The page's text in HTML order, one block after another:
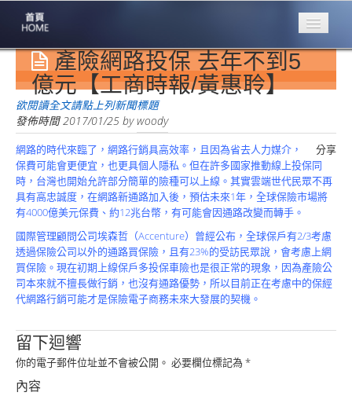
專業豐林
Professional
保險大家談
1386集
台灣商業保險
第一品牌
關於豐林
About
服務項目
Service
火災保額
估算系統
商品簡介
Product
產險網路投保 去年不到5
億元【工商時報/黃惠聆】
欲閱讀全文請點上列新聞標題
發佈時間2017/01/25 bywoody
分享
網路的時代來臨了，網路行銷具高效率，且因為省去人力媒介，
保費可能會更便宜，也更具個人隱私。但在許多國家推動線上投保同
時，台灣也開始允許部分簡單的險種可以上線。其實雲端世代民眾不再
具有高忠誠度，在網路新通路加入後，預估未來1年，全球保險市場將
有4000億美元保費、約12兆台幣，有可能會因通路改變而轉手。
國際管理顧問公司埃森哲（Accenture）曾經公布，全球保戶有2/3考慮
透過保險公司以外的通路買保險，且有23%的受訪民眾說，會考慮上網
買保險。現在初期上線保戶多投保車險也是很正常的現象，因為產險公
司本來就不擅長做行銷，也沒有通路優勢，所以目前正在考慮中的保經
代網路行銷可能才是保險電子商務未來大發展的契機。
留下迴響
你的電子郵件位址並不會被公開。 必要欄位標記為 *
內容